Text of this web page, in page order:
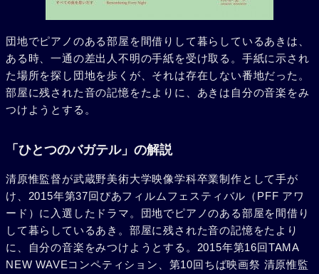
団地でピアノのある部屋を間借りして暮らしているあきは、
ある時、一通の差出人不明の手紙を受け取る。手紙に示され
た場所を探し団地を歩くが、それは存在しない番地だった。
部屋に残された音の記憶をたよりに、あきは自分の音楽をみ
つけようとする。
「ひとつのバガテル」の解説
清原惟監督が武蔵野美術大学映像学科卒業制作として手が
け、2015年第37回ぴあフィルムフェスティバル（PFF アワ
ード）に入選したドラマ。団地でピアノのある部屋を間借り
して暮らしているあき。部屋に残された音の記憶をたより
に、自分の音楽をみつけようとする。2015年第16回TAMA
NEW WAVEコンペティション、第10回ちば映画祭 清原惟監